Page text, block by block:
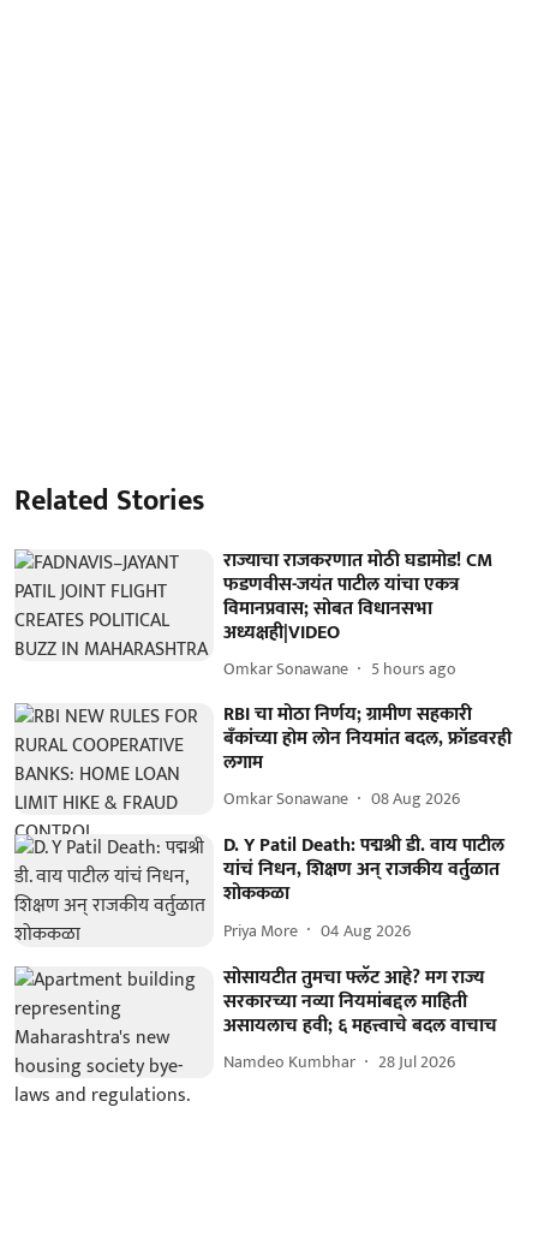
Related Stories
राज्याचा राजकरणात मोठी घडामोड! CM
फडणवीस-जयंत पाटील यांचा एकत्र
विमानप्रवास; सोबत विधानसभा
अध्यक्षही|VIDEO
Omkar Sonawane 5 hours ago
RBI चा मोठा निर्णय; ग्रामीण सहकारी
बँकांच्या होम लोन नियमांत बदल, फ्रॉडवरही
लगाम
Omkar Sonawane 08 Aug 2026
D. Y Patil Death: पद्मश्री डी. वाय पाटील
यांचं निधन, शिक्षण अन् राजकीय वर्तुळात
शोककळा
Priya More 04 Aug 2026
सोसायटीत तुमचा फ्लॅट आहे? मग राज्य
सरकारच्या नव्या नियमांबद्दल माहिती
असायलाच हवी; ६ महत्त्वाचे बदल वाचाच
Namdeo Kumbhar 28 Jul 2026